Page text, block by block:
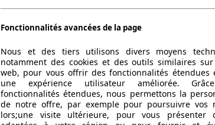
Fonctionnalités avancées de la page
Nous et des tiers utilisons divers moyens
notamment des cookies et des outils similaires
web, pour vous offrir des fonctionnalités étendues
une expérience utilisateur améliorée.
fonctionnalités étendues, nous permettons la
de notre offre, par exemple pour poursuivre vos
lors;une visite ultérieure, pour vous présenter